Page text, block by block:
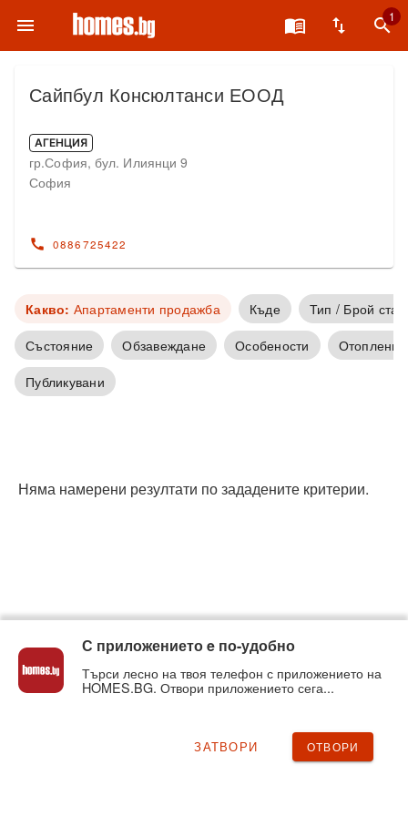
menu menu_book swap_vert search1
Сайпбул Консюлтанси ЕООД
АГЕНЦИЯ
гр.София, бул. Илиянци 9
София
call 0886725422
Какво: Апартаменти продажба Къде
Тип / Брой стаи
Състояние
Обзавеждане Особености
Отопление
Публикувани
Няма намерени резултати по зададените критерии.
С приложението e по-удобно
Търси лесно на твоя телефон с приложението на
HOMES.BG. Отвори приложението сега...
ЗАТВОРИ ОТВОРИ